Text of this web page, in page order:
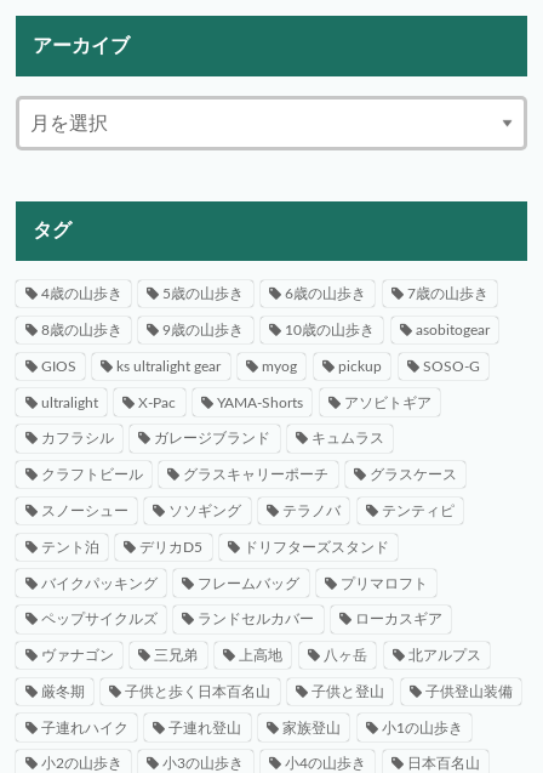
アーカイブ
タグ
4歳の山歩き 5歳の山歩き 6歳の山歩き 7歳の山歩き
8歳の山歩き 9歳の山歩き 10歳の山歩き asobitogear
GIOS ks ultralight gear myog pickup SOSO-G
ultralight X-Pac YAMA-Shorts アソビトギア
カフラシル ガレージブランド キュムラス
クラフトビール グラスキャリーポーチ グラスケース
スノーシュー ソソギング テラノバ テンティピ
テント泊 デリカD5 ドリフターズスタンド
バイクパッキング フレームバッグ プリマロフト
ペップサイクルズ ランドセルカバー ローカスギア
ヴァナゴン 三兄弟 上高地 八ヶ岳 北アルプス
厳冬期 子供と歩く日本百名山 子供と登山 子供登山装備
子連れハイク 子連れ登山 家族登山 小1の山歩き
小2の山歩き 小3の山歩き 小4の山歩き 日本百名山